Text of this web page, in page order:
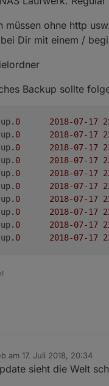
müssen ohne http
Dir mit einem /
Backup sollte
.0 2018-07-17
.0 2018-07-17
.0 2018-07-17
.0 2018-07-17
.0 2018-07-17
.0 2018-07-17
.0 2018-07-17
.0 2018-07-17
.0 2018-07-17
.0 2018-07-17
am 17. Juli 2018, 20:34
editiert von
sieht die Welt